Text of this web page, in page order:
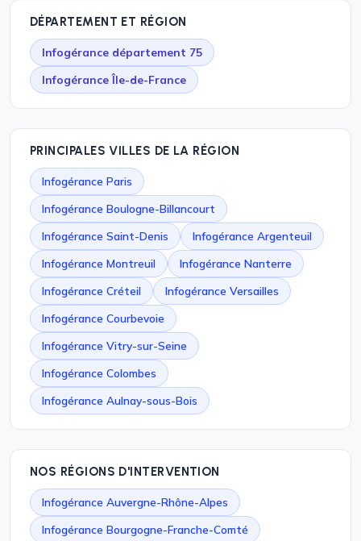
DÉPARTEMENT ET RÉGION
Infogérance département 75
Infogérance Île-de-France
PRINCIPALES VILLES DE LA RÉGION
Infogérance Paris
Infogérance Boulogne-Billancourt
Infogérance Saint-Denis
Infogérance Argenteuil
Infogérance Montreuil
Infogérance Nanterre
Infogérance Créteil
Infogérance Versailles
Infogérance Courbevoie
Infogérance Vitry-sur-Seine
Infogérance Colombes
Infogérance Aulnay-sous-Bois
NOS RÉGIONS D'INTERVENTION
Infogérance Auvergne-Rhône-Alpes
Infogérance Bourgogne-Franche-Comté